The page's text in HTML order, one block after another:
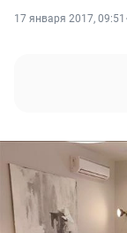
17 января 2017, 09:51